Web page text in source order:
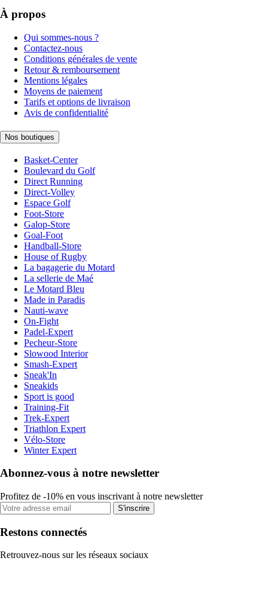
À propos
Qui sommes-nous ?
Contactez-nous
Conditions générales de vente
Retour & remboursement
Mentions légales
Moyens de paiement
Tarifs et options de livraison
Avis de confidentialité
Nos boutiques
Basket-Center
Boulevard du Golf
Direct Running
Direct-Volley
Espace Golf
Foot-Store
Galop-Store
Goal-Foot
Handball-Store
House of Rugby
La bagagerie du Motard
La sellerie de Maé
Le Motard Bleu
Made in Paradis
Nauti-wave
On-Fight
Padel-Expert
Pecheur-Store
Slowood Interior
Smash-Expert
Sneak'In
Sneakids
Sport is good
Training-Fit
Trek-Expert
Triathlon Expert
Vélo-Store
Winter Expert
Abonnez-vous à notre newsletter
Profitez de -10% en vous inscrivant à notre newsletter
S'inscrire
Restons connectés
Retrouvez-nous sur les réseaux sociaux